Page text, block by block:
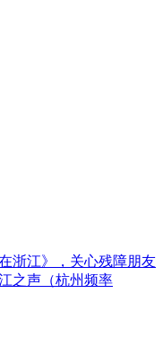
浙江》，关心残障朋友
之声（杭州频率